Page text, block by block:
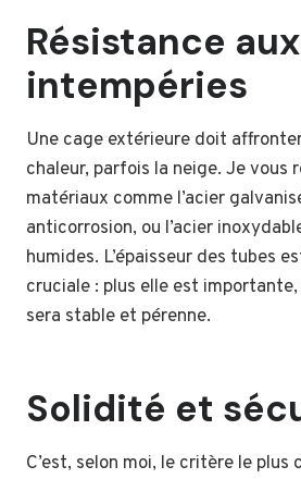
Résistance aux
intempéries
Une cage extérieure doit
chaleur, parfois la neige. Je vous
matériaux comme l’acier
anticorrosion, ou l’acier
humides. L’épaisseur des tubes
cruciale : plus elle est
sera stable et pérenne.
Solidité et
C’est, selon moi, le critère le plus